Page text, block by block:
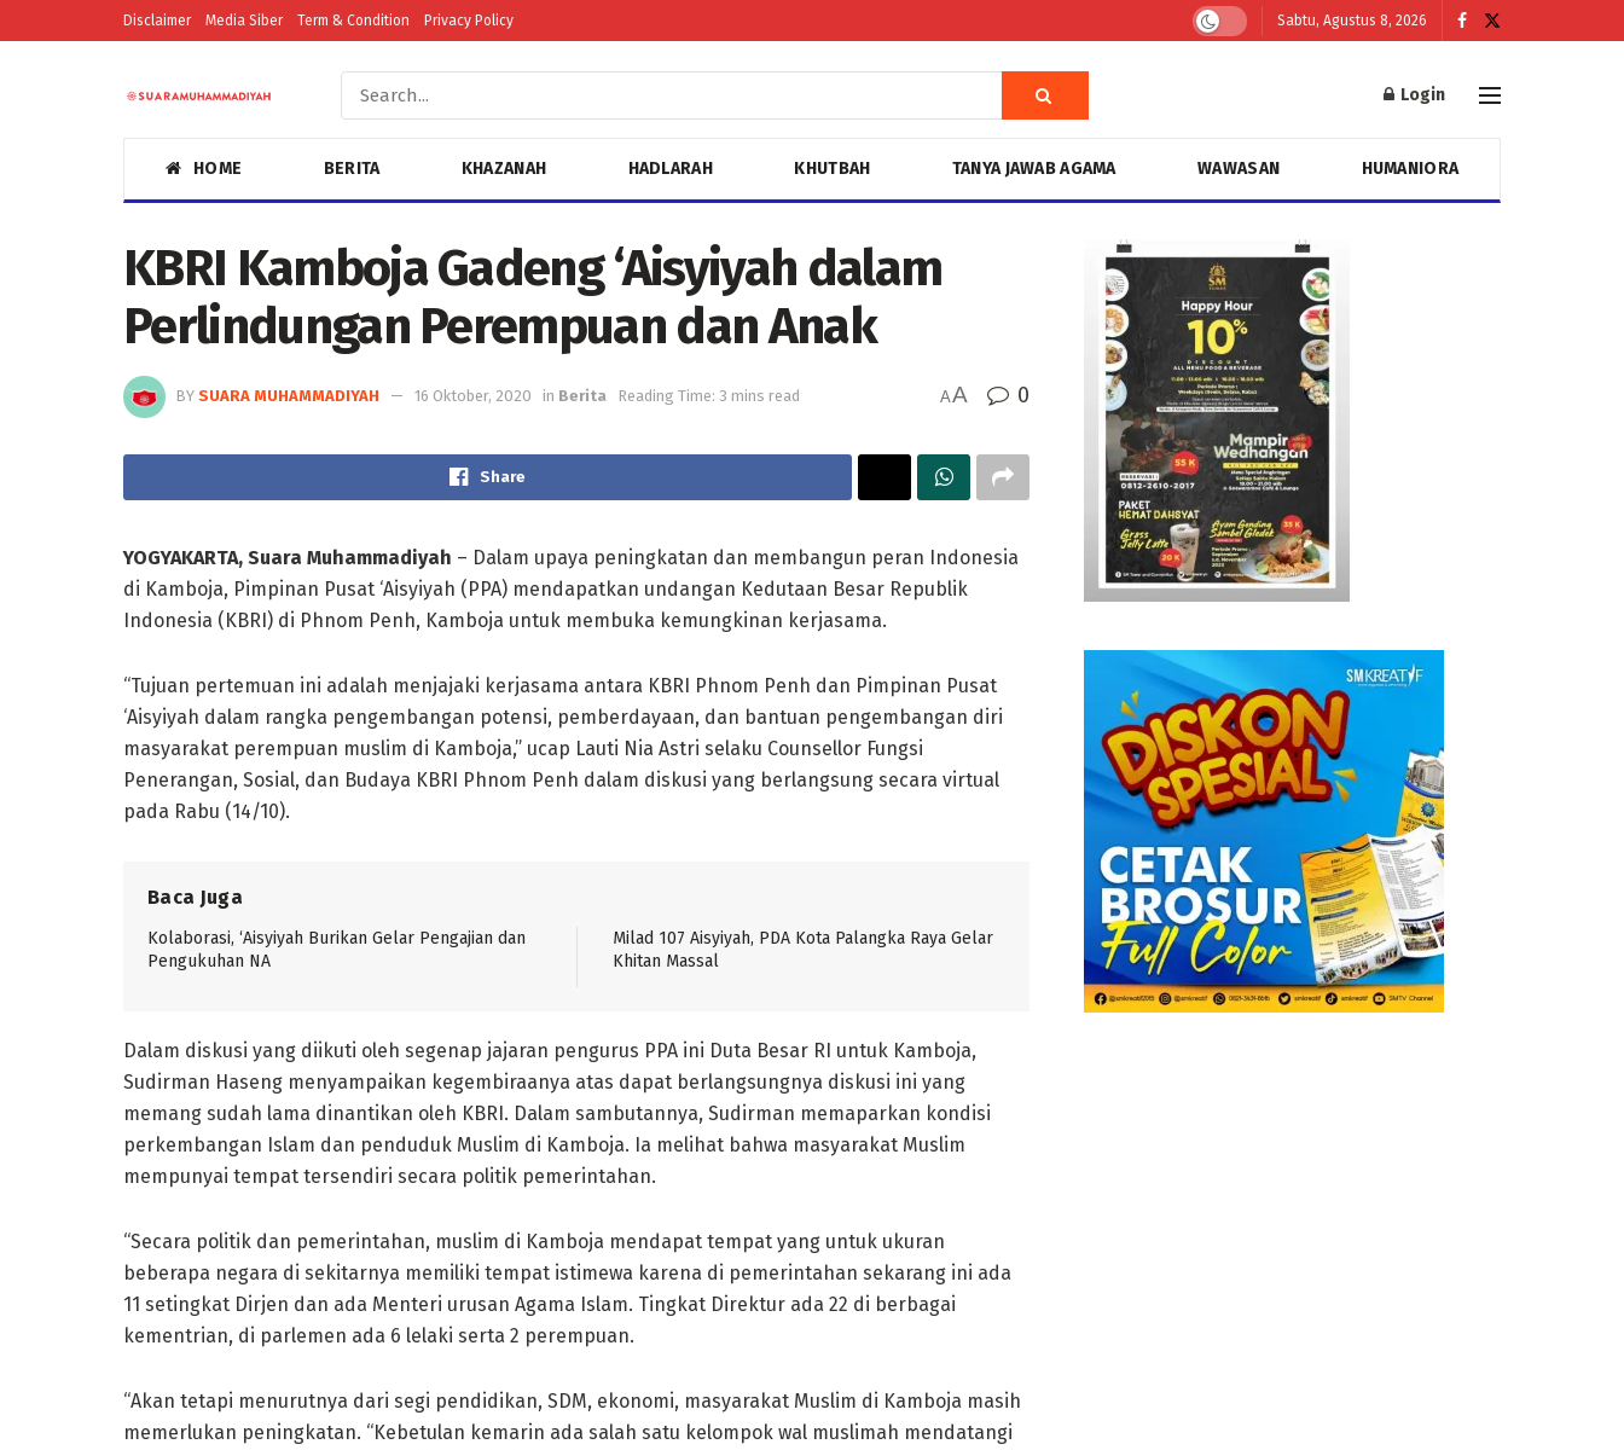
Disclaimer Media Siber Term & Condition Privacy Policy Sabtu, Agustus 8, 2026
Login
HOME BERITA KHAZANAH HADLARAH KHUTBAH TANYA JAWAB AGAMA WAWASAN HUMANIORA
KBRI Kamboja Gadeng ‘Aisyiyah dalam
Perlindungan Perempuan dan Anak
BY SUARA MUHAMMADIYAH 16 Oktober, 2020 in Berita Reading Time: 3 mins read AA 0
Share
YOGYAKARTA, Suara Muhammadiyah – Dalam upaya peningkatan dan membangun peran Indonesia
di Kamboja, Pimpinan Pusat ‘Aisyiyah (PPA) mendapatkan undangan Kedutaan Besar Republik
Indonesia (KBRI) di Phnom Penh, Kamboja untuk membuka kemungkinan kerjasama.
“Tujuan pertemuan ini adalah menjajaki kerjasama antara KBRI Phnom Penh dan Pimpinan Pusat
‘Aisyiyah dalam rangka pengembangan potensi, pemberdayaan, dan bantuan pengembangan diri
masyarakat perempuan muslim di Kamboja,” ucap Lauti Nia Astri selaku Counsellor Fungsi
Penerangan, Sosial, dan Budaya KBRI Phnom Penh dalam diskusi yang berlangsung secara virtual
pada Rabu (14/10).
Baca Juga
Kolaborasi, ‘Aisyiyah Burikan Gelar Pengajian dan
Pengukuhan NA
Milad 107 Aisyiyah, PDA Kota Palangka Raya Gelar
Khitan Massal
Dalam diskusi yang diikuti oleh segenap jajaran pengurus PPA ini Duta Besar RI untuk Kamboja,
Sudirman Haseng menyampaikan kegembiraanya atas dapat berlangsungnya diskusi ini yang
memang sudah lama dinantikan oleh KBRI. Dalam sambutannya, Sudirman memaparkan kondisi
perkembangan Islam dan penduduk Muslim di Kamboja. Ia melihat bahwa masyarakat Muslim
mempunyai tempat tersendiri secara politik pemerintahan.
“Secara politik dan pemerintahan, muslim di Kamboja mendapat tempat yang untuk ukuran
beberapa negara di sekitarnya memiliki tempat istimewa karena di pemerintahan sekarang ini ada
11 setingkat Dirjen dan ada Menteri urusan Agama Islam. Tingkat Direktur ada 22 di berbagai
kementrian, di parlemen ada 6 lelaki serta 2 perempuan.
“Akan tetapi menurutnya dari segi pendidikan, SDM, ekonomi, masyarakat Muslim di Kamboja masih
memerlukan peningkatan. “Kebetulan kemarin ada salah satu kelompok wal muslimah mendatangi